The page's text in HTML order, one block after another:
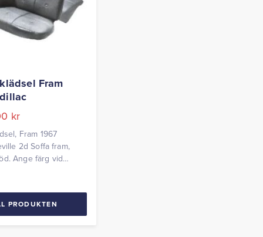
Fram
kr
Fram 1967
2d Soffa fram,
Ange färg vid
PRODUKTEN